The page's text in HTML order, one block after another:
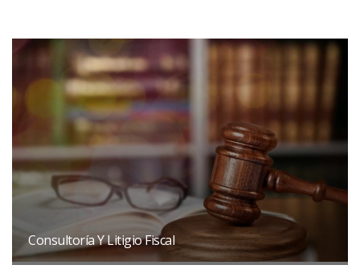
Consultoría Y Litigio Fiscal